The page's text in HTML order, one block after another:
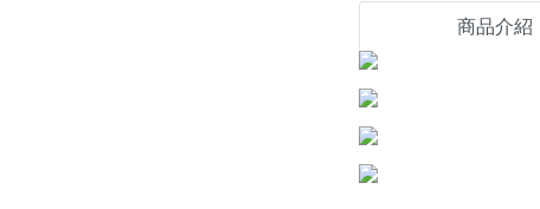
商品介紹